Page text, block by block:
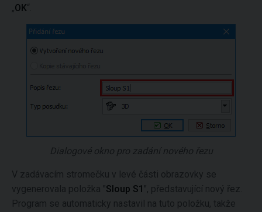
„OK“.
Dialogové okno pro zadání nového řezu
V zadávacím stromečku v levé části obrazovky se
vygenerovala položka "Sloup S1 ", představující nový řez.
Program se automaticky nastavil na tuto položku, takže